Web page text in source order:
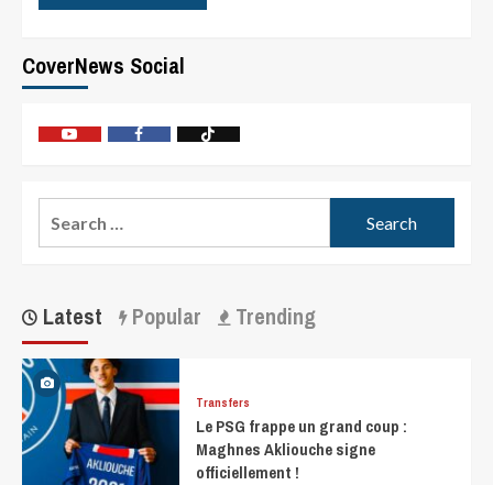
CoverNews Social
Latest Popular Trending
Transfers
Le PSG frappe un grand coup :
Maghnes Akliouche signe
officiellement !